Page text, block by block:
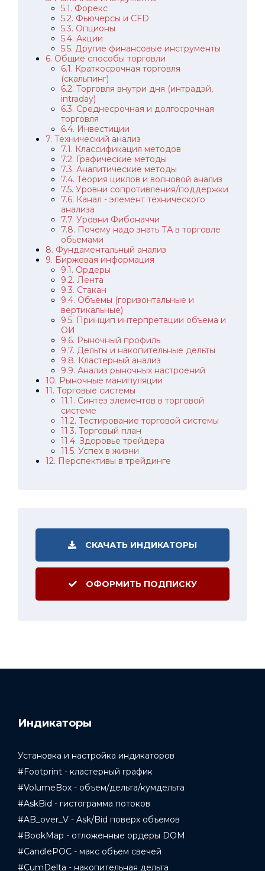
5.1. Форекс
5.2. Фьючерсы и CFD
5.3. Опционы
5.4. Акции
5.5. Другие финансовые инструменты
6. Общие способы торговли
6.1. Краткосрочная торговля
(скальпинг)
6.2. Торговля внутри дня (интрадэй,
intraday)
6.3. Среднесрочная и долгосрочная
торговля
6.4. Инвестиции
7. Технический анализ
7.1. Классификация методов
7.2. Графические методы
7.3. Аналитические методы
7.4. Теория циклов и волновой анализ
7.5. Уровни сопротивления/поддержки
7.6. Канал - элемент технического
анализа
7.7. Уровни Фибоначчи
7.8. Почему надо знать ТА в торговле
обьемами
8. Фундаментальный анализ
9. Биржевая информация
9.1. Ордеры
9.2. Лента
9.3. Стакан
9.4. Объемы (горизонтальные и
вертикальные)
9.5. Принцип интерпретации объема и
ОИ
9.6. Рыночный профиль
9.7. Дельты и накопительные дельты
9.8. Кластерный анализ
9.9. Анализ рыночных настроений
10. Рыночные манипуляции
11. Торговые системы
11.1. Синтез элементов в торговой
системе
11.2. Тестирование торговой системы
11.3. Торговый план
11.4. Здоровье трейдера
11.5. Успех в жизни
12. Перспективы в трейдинге
СКАЧАТЬ ИНДИКАТОРЫ
ОФОРМИТЬ ПОДПИСКУ
Индикаторы
Установка и настройка индикаторов
#Footprint - кластерный график
#VolumeBox - объем/дельта/кумдельта
#AskBid - гистограмма потоков
#AB_over_V - Ask/Bid поверх объемов
#BookMap - отложенные ордеры DOM
#CandlePOC - макс объем свечей
#CumDelta - накопительная дельта